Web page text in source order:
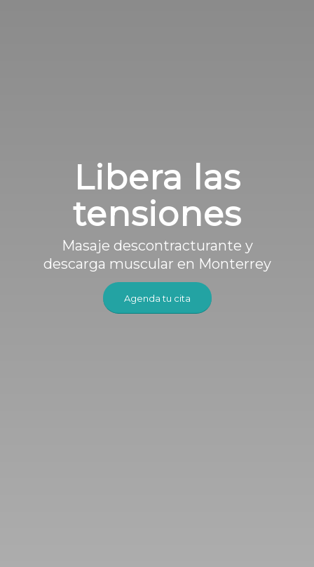
Libera las
tensiones
Masaje descontracturante y
descarga muscular en Monterrey
Agenda tu cita